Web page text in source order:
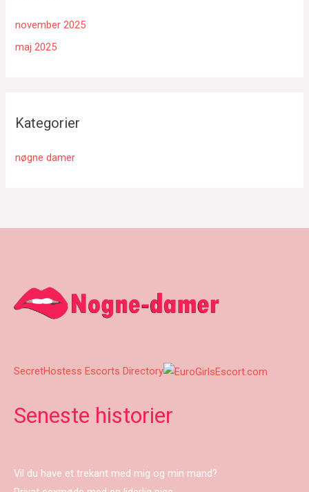
november 2025
maj 2025
Kategorier
nøgne damer
SecretHostess Escorts Directory
Seneste historier
Vil du have et trekant med mig og min mand?